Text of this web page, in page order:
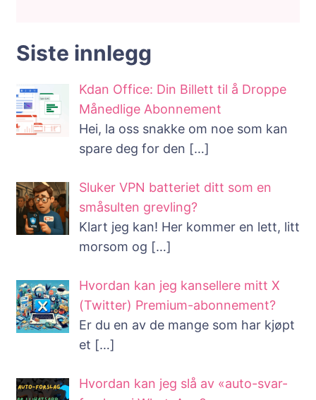
Siste innlegg
Kdan Office: Din Billett til å Droppe
Månedlige Abonnement
Hei, la oss snakke om noe som kan
spare deg for den […]
Sluker VPN batteriet ditt som en
småsulten grevling?
Klart jeg kan! Her kommer en lett, litt
morsom og […]
Hvordan kan jeg kansellere mitt X
(Twitter) Premium-abonnement?
Er du en av de mange som har kjøpt
et […]
Hvordan kan jeg slå av «auto-svar-